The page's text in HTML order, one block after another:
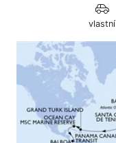
vlastní